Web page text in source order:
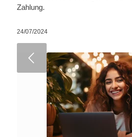
Zahlung.
24/07/2024
Weiter